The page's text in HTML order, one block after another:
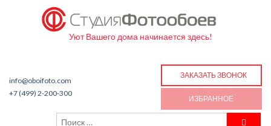
Уют Вашего дома начинается здесь!
info@oboifoto.com
+7 (499) 2-200-300
ЗАКАЗАТЬ ЗВОНОК
ИЗБРАННОЕ